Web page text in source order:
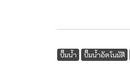
ปั๊มน้ำ ปั๊มน้ำอัตโนมัติ